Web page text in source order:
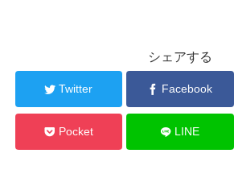
シェアする
Twitter Facebook
Pocket LINE